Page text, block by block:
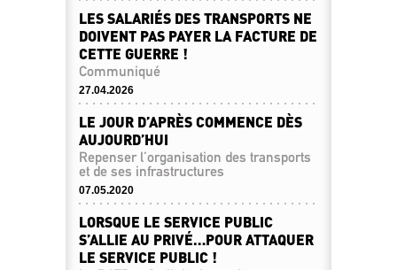
LES SALARIÉS DES TRANSPORTS NE
DOIVENT PAS PAYER LA FACTURE DE
CETTE GUERRE !
Communiqué
27.04.2026
LE JOUR D’APRÈS COMMENCE DÈS
AUJOURD’HUI
Repenser l’organisation des transports
et de ses infrastructures
07.05.2020
LORSQUE LE SERVICE PUBLIC
S’ALLIE AU PRIVÉ…POUR ATTAQUER
LE SERVICE PUBLIC !